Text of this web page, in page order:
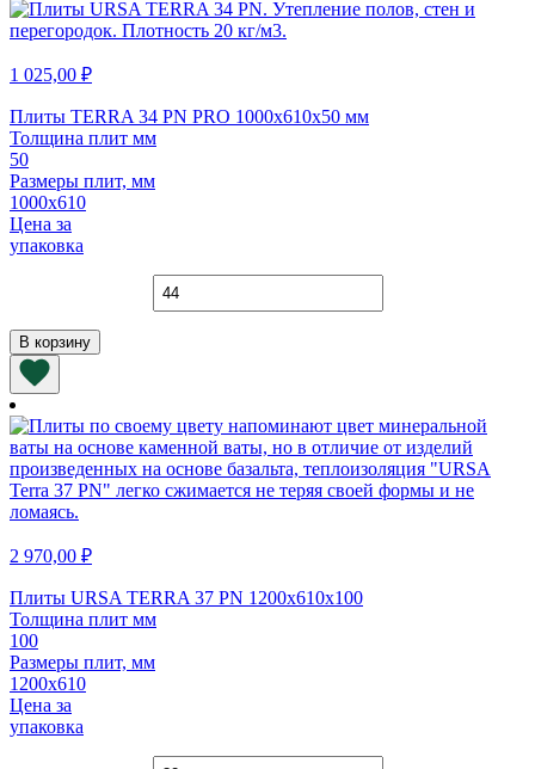
1 025,00 ₽
Плиты TERRA 34 PN PRO 1000х610х50 мм
Толщина плит мм
50
Размеры плит, мм
1000х610
Цена за
упаковка
Количество
товара
1000х610х50
мм
В корзину
2 970,00 ₽
Плиты URSA TERRA 37 PN 1200х610х100
Толщина плит мм
100
Размеры плит, мм
1200х610
Цена за
упаковка